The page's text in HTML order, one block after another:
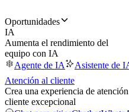
Oportunidades
IA
Aumenta el rendimiento del
equipo con IA
Agente de IA
Asistente de
Atención al cliente
Crea una experiencia de
cliente excepcional